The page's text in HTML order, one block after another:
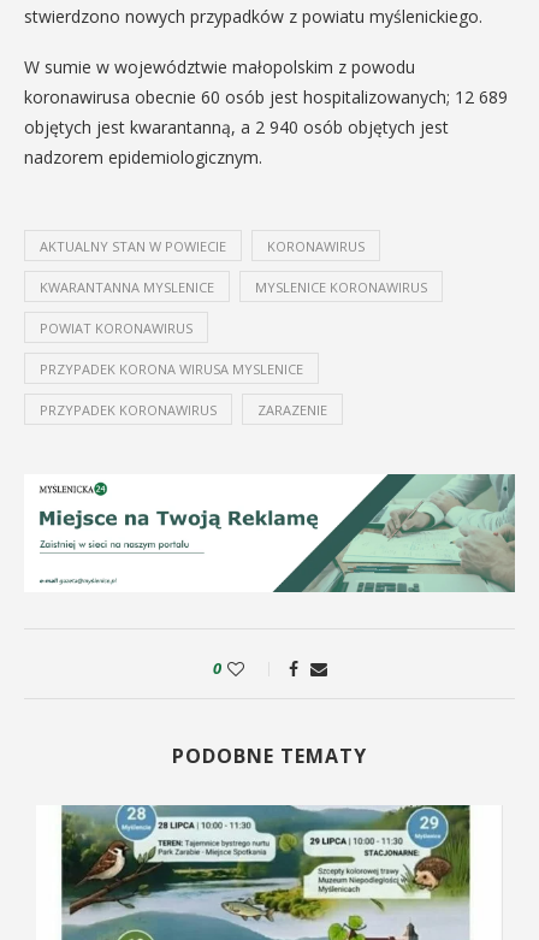
stwierdzono nowych przypadków z powiatu myślenickiego.
W sumie w województwie małopolskim z powodu
koronawirusa obecnie 60 osób jest hospitalizowanych; 12 689
objętych jest kwarantanną, a 2 940 osób objętych jest
nadzorem epidemiologicznym.
AKTUALNY STAN W POWIECIE KORONAWIRUS
KWARANTANNA MYSLENICE MYSLENICE KORONAWIRUS
POWIAT KORONAWIRUS
PRZYPADEK KORONA WIRUSA MYSLENICE
PRZYPADEK KORONAWIRUS ZARAZENIE
0
PODOBNE TEMATY